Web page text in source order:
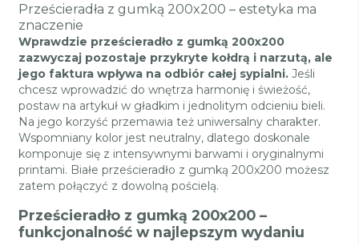
Prześcieradła z gumką 200x200 – estetyka ma
znaczenie
Wprawdzie prześcieradło z gumką 200x200
zazwyczaj pozostaje przykryte kołdrą i narzutą, ale
jego faktura wpływa na odbiór całej sypialni. Jeśli
chcesz wprowadzić do wnętrza harmonię i świeżość,
postaw na artykuł w gładkim i jednolitym odcieniu bieli.
Na jego korzyść przemawia też uniwersalny charakter.
Wspomniany kolor jest neutralny, dlatego doskonale
komponuje się z intensywnymi barwami i oryginalnymi
printami. Białe prześcieradło z gumką 200x200 możesz
zatem połączyć z dowolną pościelą.
Prześcieradło z gumką 200x200 –
funkcjonalność w najlepszym wydaniu